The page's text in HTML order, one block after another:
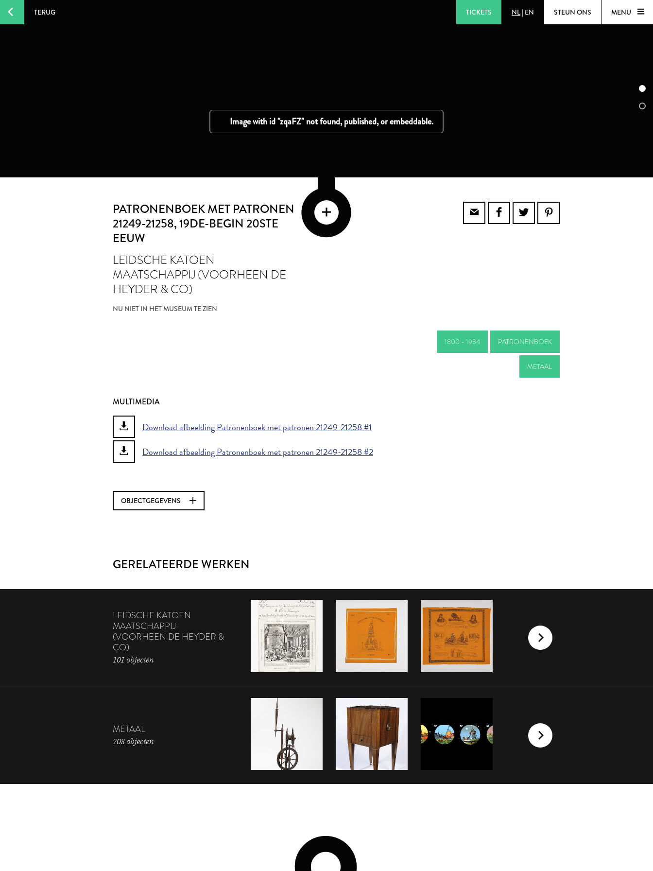
TERUG TICKETS NL | EN STEUN ONS MENU
PATRONENBOEK MET PATRONEN
21249-21258, 19DE-BEGIN 20STE
EEUW
LEIDSCHE KATOEN
MAATSCHAPPIJ (VOORHEEN DE
HEYDER & CO)
NU NIET IN HET MUSEUM TE ZIEN
1800 - 1934 PATRONENBOEK
METAAL
MULTIMEDIA
Download afbeelding Patronenboek met patronen 21249-21258 #1
Download afbeelding Patronenboek met patronen 21249-21258 #2
OBJECTGEGEVENS
GERELATEERDE WERKEN
LEIDSCHE KATOEN
MAATSCHAPPIJ
(VOORHEEN DE HEYDER &
CO)
101 objecten
METAAL
708 objecten